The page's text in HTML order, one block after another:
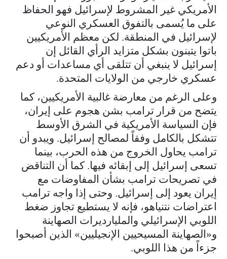
الأمريكي غير المشروط لإسرائيل فهو الحفاظ
على ما يُسمى بالتفوق العسكري النوعي
لإسرائيل في المنطقة. لكن معظم الأمريكيين
باتوا يتبنون بشكل متزايد الرأي القائل إن
إسرائيل لا ينبغي أن تتلقى أي مساعدات أو دعم
عسكري خارجي من الولايات المتحدة.
وعلى الرغم من معارضة غالبية الأمريكيين، كما
يتضح من قرار ترامب بشن هجوم على إيران،
فإن السياسة الأمريكية في الشرق الأوسط
تتشكل بالكامل وفقاً لمصالح إسرائيل. ويبدو أن
ترامب يحاول الخروج من هذه الحرب، بينما
تسعى إسرائيل إلى إبقائه فيها. كما أن التناقض
في تصريحات ترامب بشأن المفاوضات مع
إيران يعود إلى إسرائيل. وحتى إذا واجه ترامب
اعتراضات نتنياهو، فإنه لا يستطيع تجاوز ضغط
اللوبي الإسرائيلي والمليارديرات الصهاينة
و«الصهاينة المسيحيين الإنجيليين» الذين أصبحوا
جزءاً من هذا اللوبي.